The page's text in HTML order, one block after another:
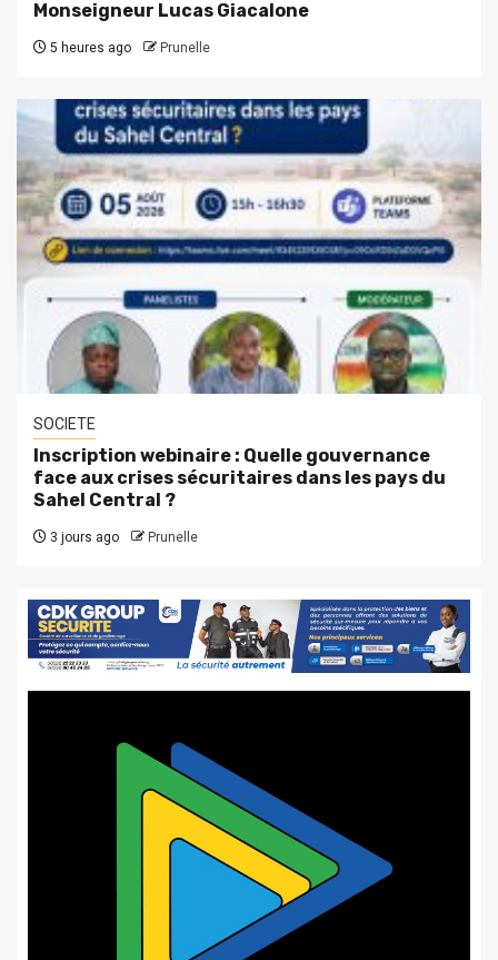
Monseigneur Lucas Giacalone
5 heures ago Prunelle
SOCIETE
Inscription webinaire : Quelle gouvernance
face aux crises sécuritaires dans les pays du
Sahel Central ?
3 jours ago Prunelle